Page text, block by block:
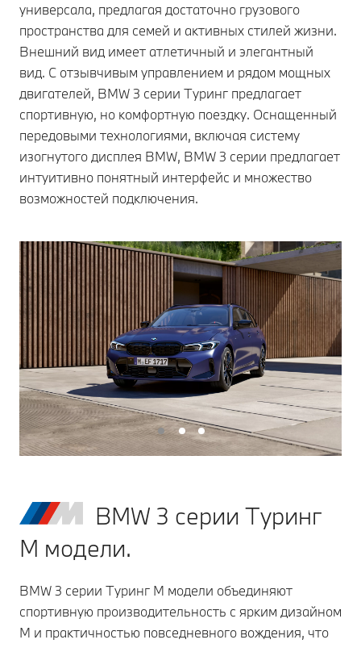
универсала, предлагая достаточно грузового
пространства для семей и активных стилей жизни.
Внешний вид имеет атлетичный и элегантный
вид. С отзывчивым управлением и рядом мощных
двигателей, BMW 3 серии Туринг предлагает
спортивную, но комфортную поездку. Оснащенный
передовыми технологиями, включая систему
изогнутого дисплея BMW, BMW 3 серии предлагает
интуитивно понятный интерфейс и множество
возможностей подключения.
BMW 3 серии Туринг
M модели.
BMW 3 серии Туринг M модели объединяют
спортивную производительность с ярким дизайном
M и практичностью повседневного вождения, что